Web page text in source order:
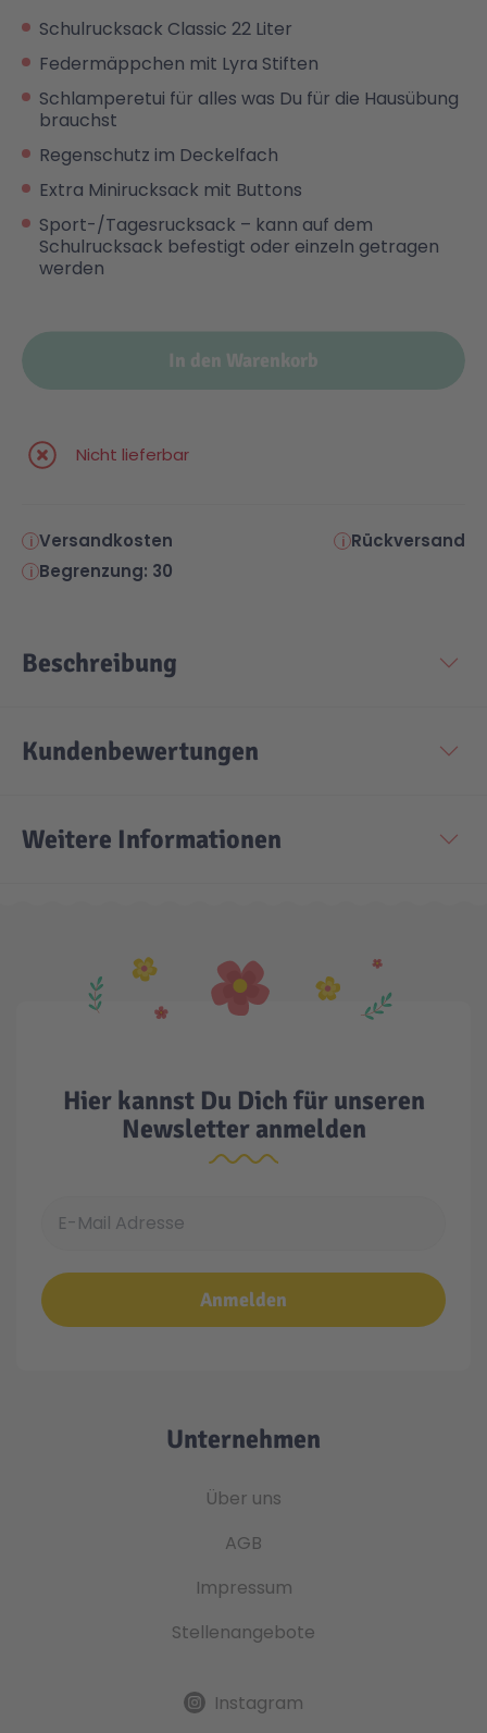
Schulrucksack Classic 22 Liter
Federmäppchen mit Lyra Stiften
Schlamperetui für alles was Du für die Hausübung
brauchst
Regenschutz im Deckelfach
Extra Minirucksack mit Buttons
Sport-/Tagesrucksack – kann auf dem
Schulrucksack befestigt oder einzeln getragen
werden
In den Warenkorb
Nicht lieferbar
Versandkosten
Rückversand
Begrenzung: 30
Beschreibung
Kundenbewertungen
Weitere Informationen
Hier kannst Du Dich für unseren
Newsletter anmelden
Anmelden
Unternehmen
Über uns
AGB
Impressum
Stellenangebote
Instagram